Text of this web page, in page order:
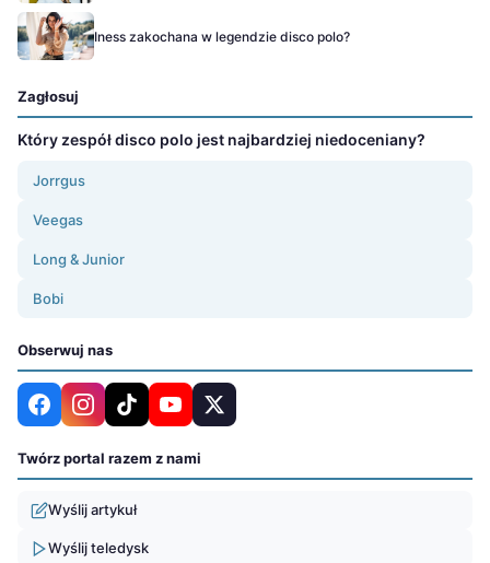
Iness zakochana w legendzie disco polo?
Zagłosuj
Który zespół disco polo jest najbardziej niedoceniany?
Jorrgus
Veegas
Long & Junior
Bobi
Obserwuj nas
Twórz portal razem z nami
Wyślij artykuł
Wyślij teledysk